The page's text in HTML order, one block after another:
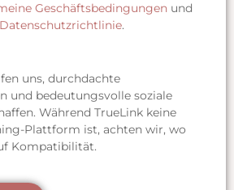
Geschäftsbedingungen und
Datenschutzrichtlinie.
uns, durchdachte
und bedeutungsvolle soziale
Während TrueLink keine
Plattform ist, achten wir, wo
Kompatibilität.